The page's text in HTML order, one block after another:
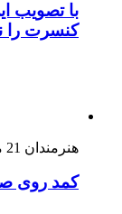
با تصویب
کنسرت را
هنرمندان 21 مرداد 1403
کمد روی